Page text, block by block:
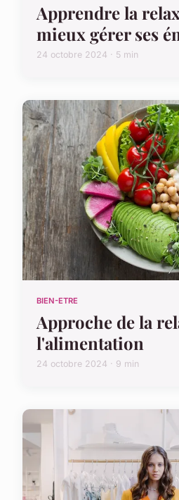
Apprendre la
mieux gérer ses
24 octobre 2024 · 5 min
BIEN-ETRE
Approche de la
l'alimentation
24 octobre 2024 · 9 min